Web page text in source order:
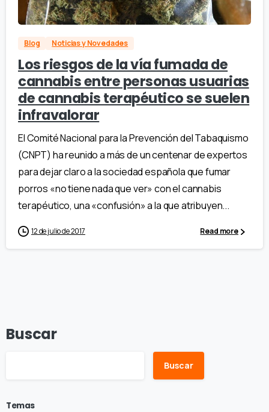
Blog Noticias y Novedades
Los riesgos de la vía fumada de
cannabis entre personas usuarias
de cannabis terapéutico se suelen
infravalorar
El Comité Nacional para la Prevención del Tabaquismo
(CNPT) ha reunido a más de un centenar de expertos
para dejar claro a la sociedad española que fumar
porros «no tiene nada que ver» con el cannabis
terapéutico, una «confusión» a la que atribuyen...
12 de julio de 2017 Read more
Buscar
Buscar
Temas